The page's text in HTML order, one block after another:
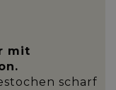
mit
scharf